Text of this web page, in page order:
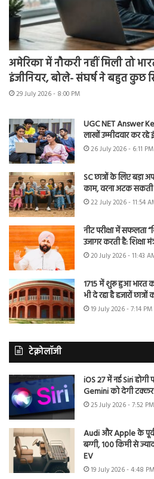
अमेरिका में नौकरी नहीं मिली तो
इंजीनियर, बोले- संघर्ष ने बहुत कुछ
29 July 2026 - 8:00 PM
UGC NET Answer
लाखों उम्मीदवार कर रहे
26 July 2026 - 6:11 PM
SC छात्रों के लिए
काम, वरना अटक
22 July 2026 - 11:54
नीट परीक्षा में सफलता
उजागर करती है: शिक्षा
20 July 2026 - 11:43
1715 में शुरू हुआ भारत
भी दे रहा है हजारों छात्रों
19 July 2026 - 7:14 PM
टेक्नोलॉजी
iOS 27 में नई Siri होगी
Gemini को देगी टक्कर
25 July 2026 - 7:52 PM
Audi और Apple के पूर्व
बग्गी, 100 किमी से
EV
19 July 2026 - 4:48 PM